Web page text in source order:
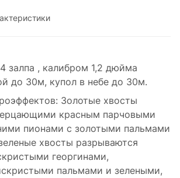
залпа , калибром 1,2 дюйма
до 30м, купол в небе до 30м.
Золотые хвосты
красным парчовыми
пионами с золотыми пальмами
хвосты разрываются
георгинами,
пальмами и зелеными,